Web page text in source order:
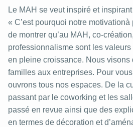
Le MAH se veut inspiré et
« C’est pourquoi notre
de montrer qu’au MAH, co-
professionnalisme sont les
en pleine croissance. Nous visons
familles aux entreprises. Pour
ouvrons tous nos espaces. De la
passant par le coworking et les
passé en revue ainsi que des
en termes de décoration et